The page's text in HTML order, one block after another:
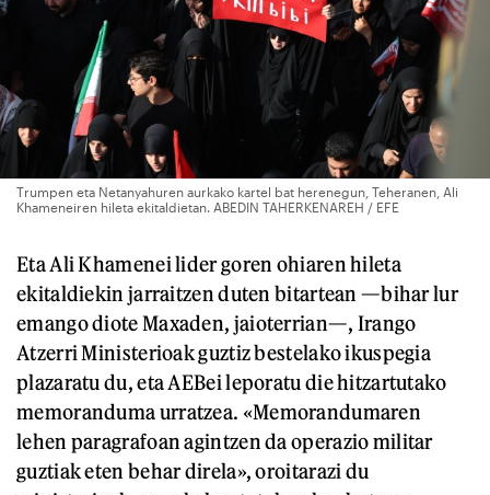
Trumpen eta Netanyahuren aurkako kartel bat herenegun, Teheranen, Ali
Khameneiren hileta ekitaldietan. ABEDIN TAHERKENAREH / EFE
Eta Ali Khamenei lider goren ohiaren hileta
ekitaldiekin jarraitzen duten bitartean —bihar lur
emango diote Maxaden, jaioterrian—, Irango
Atzerri Ministerioak guztiz bestelako ikuspegia
plazaratu du, eta AEBei leporatu die hitzartutako
memoranduma urratzea. «Memorandumaren
lehen paragrafoan agintzen da operazio militar
guztiak eten behar direla», oroitarazi du